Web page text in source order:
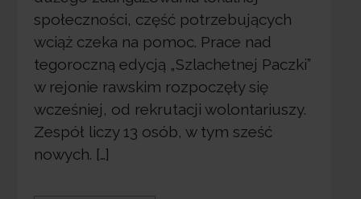
społeczności, część potrzebujących
wciąż czeka na pomoc. Prace nad
tegoroczną edycją „Szlachetnej Paczki”
w rejonie rawskim rozpoczęły się
wcześniej, od rekrutacji wolontariuszy.
Zespół liczy 13 osób, w tym sześć
nowych. […]